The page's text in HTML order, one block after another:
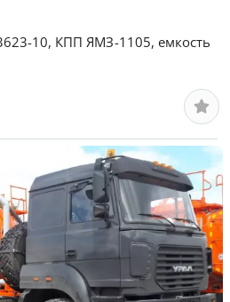
10, КПП ЯМЗ-1105, емкость